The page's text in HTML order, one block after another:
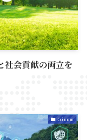
社会貢献の両立を
Column